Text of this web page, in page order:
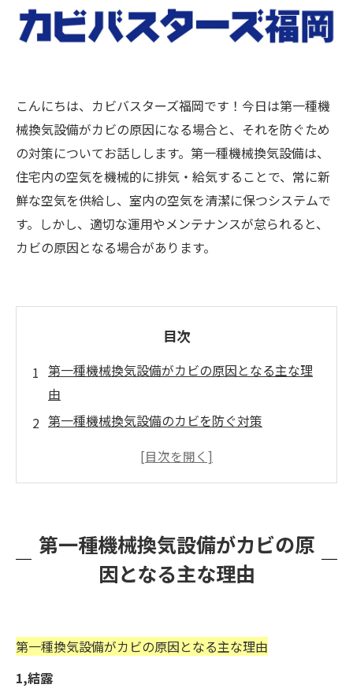
こんにちは、カビバスターズ福岡です！今日は第一種機
械換気設備がカビの原因になる場合と、それを防ぐため
の対策についてお話しします。第一種機械換気設備は、
住宅内の空気を機械的に排気・給気することで、常に新
鮮な空気を供給し、室内の空気を清潔に保つシステムで
す。しかし、適切な運用やメンテナンスが怠られると、
カビの原因となる場合があります。
目次
第一種機械換気設備がカビの原因となる主な理
由
第一種機械換気設備のカビを防ぐ対策
第一種機械換気設備のカビ問題：カビバスター
ズ福岡で最短解決
第一種機械換気設備がカビの原
因となる主な理由
第一種換気設備がカビの原因となる主な理由
1,結露